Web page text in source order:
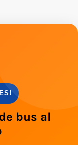
bus al